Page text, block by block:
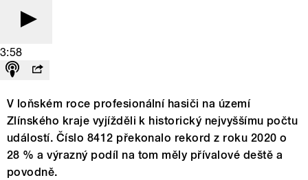
3:58
V loňském roce profesionální hasiči na území
Zlínského kraje vyjížděli k historický nejvyššímu počtu
událostí. Číslo 8412 překonalo rekord z roku 2020 o
28 % a výrazný podíl na tom měly přívalové deště a
povodně.